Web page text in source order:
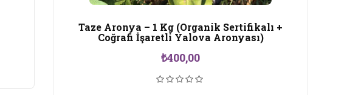
Taze Aronya – 1 Kg (Organik Sertifikalı +
Coğrafi İşaretli Yalova Aronyası)
₺400,00